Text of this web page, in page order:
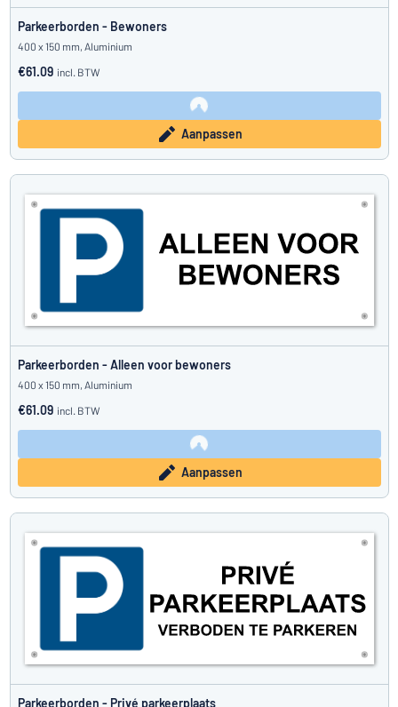
Parkeerborden - Bewoners
400 x 150 mm, Aluminium
€61.09 incl. BTW
Aanpassen
Parkeerborden - Alleen voor bewoners
400 x 150 mm, Aluminium
€61.09 incl. BTW
Aanpassen
Parkeerborden - Privé parkeerplaats